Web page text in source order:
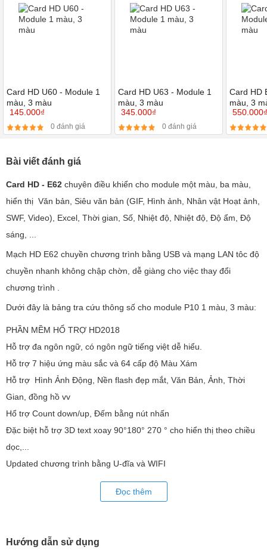
Card HD U60 - Module 1
màu, 3 màu
145.000₫
0 đánh giá
Card HD U63 - Module 1
màu, 3 màu
345.000₫
0 đánh giá
Card HD
màu, 3
550.000₫
Bài viết đánh giá
Card HD - E62 chuyên điều khiển cho module một màu, ba màu,
hiển thị Văn bản, Siêu văn bản (GIF, Hình ảnh, Nhân vật Hoạt ảnh,
SWF, Video), Excel, Thời gian, Số, Nhiệt độ, Nhiệt độ, Độ ẩm, Độ
sáng, ...
Mạch HD E62 chuyền chương trình bằng USB và mạng LAN tôc độ
chuyền nhanh không chập chờn, dễ giàng cho việc thay đổi
chương trình .
Dưới đây là bảng tra cứu thông số cho module P10 1 màu, 3 màu:
PHẦN MỀM HỔ TRỢ HD2018
Hỗ trợ đa ngôn ngữ, có ngôn ngữ tiếng việt dễ hiểu.
Hỗ trợ 7 hiệu ứng màu sắc và 64 cấp độ Màu Xám
Hỗ trợ Hình Ảnh Động, Nền flash đẹp mắt, Văn Bản, Ảnh, Thời
Gian, đồng hồ vv
Hổ trợ Count down/up, Đếm bằng nút nhấn
Đặc biệt hỗ trợ 3D text xoay 90°180° 270 ° cho hiển thị theo chiều
dọc,...
Updated chương trình bằng U-đĩa và WIFI
Hơn 200 loại các hiệu ứng đẹp mắt.
Các bạn có thể tham khảo 1 số bài hướng dẫn phần mềm HD2018
Tải và cài đặt phần mềm HD 2018 - Lập trình LED Ma Trận
Đọc thêm
Hướng dẫn sử dụng